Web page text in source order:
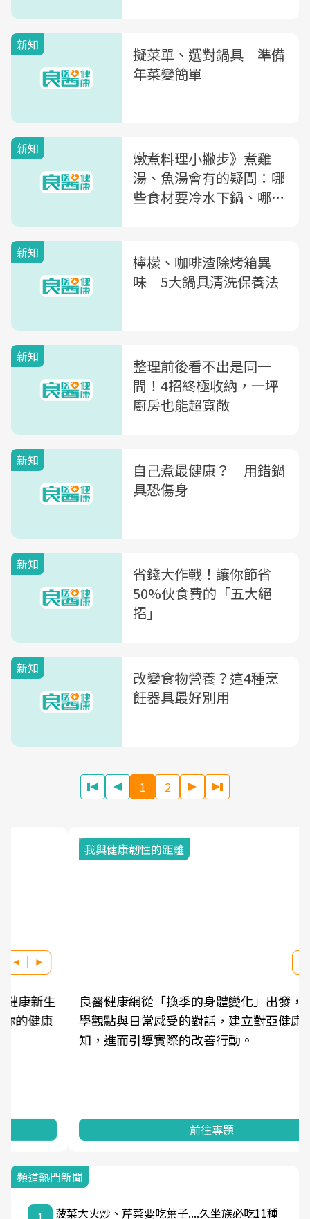
新知
擬菜單、選對鍋具 準備
年菜變簡單
新知
燉煮料理小撇步》煮雞
湯、魚湯會有的疑問：哪
些食材要冷水下鍋、哪些
新知
檸檬、咖啡渣除烤箱異
味 5大鍋具清洗保養法
新知
整理前後看不出是同一
間！4招終極收納，一坪
廚房也能超寬敞
新知
自己煮最健康？ 用錯鍋
具恐傷身
新知
省錢大作戰！讓你節省
50%伙食費的「五大絕
招」
新知
改變食物營養？這4種烹
飪器具最好別用
1 2
我與健康韌性的距離
良醫健康網從「換季的身體變化」出發，透過醫
學觀點與日常感受的對話，建立對亞健康的認
知，進而引導實際的改善行動。
頻道熱門新聞
菠菜大火炒、芹菜要吃葉子....久坐族必吃11種